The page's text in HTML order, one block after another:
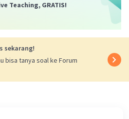
Teaching, GRATIS!
sekarang!
bisa tanya soal ke Forum